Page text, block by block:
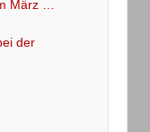
März …
der